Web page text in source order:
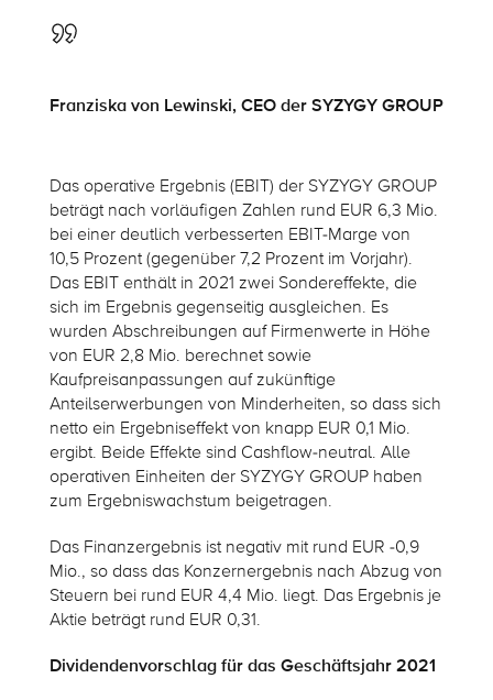
Franziska von Lewinski, CEO der SYZYGY GROUP
Das operative Ergebnis (EBIT) der SYZYGY GROUP
beträgt nach vorläufigen Zahlen rund EUR 6,3 Mio.
bei einer deutlich verbesserten EBIT-Marge von
10,5 Prozent (gegenüber 7,2 Prozent im Vorjahr).
Das EBIT enthält in 2021 zwei Sondereffekte, die
sich im Ergebnis gegenseitig ausgleichen. Es
wurden Abschreibungen auf Firmenwerte in Höhe
von EUR 2,8 Mio. berechnet sowie
Kaufpreisanpassungen auf zukünftige
Anteilserwerbungen von Minderheiten, so dass sich
netto ein Ergebniseffekt von knapp EUR 0,1 Mio.
ergibt. Beide Effekte sind Cashflow-neutral. Alle
operativen Einheiten der SYZYGY GROUP haben
zum Ergebniswachstum beigetragen.
Das Finanzergebnis ist negativ mit rund EUR -0,9
Mio., so dass das Konzernergebnis nach Abzug von
Steuern bei rund EUR 4,4 Mio. liegt. Das Ergebnis je
Aktie beträgt rund EUR 0,31.
Dividendenvorschlag für das Geschäftsjahr 2021